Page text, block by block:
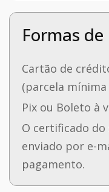
Formas
Cartão de
(parcela mínima
Pix ou Boleto à
O certificado
enviado por e-
pagamento.